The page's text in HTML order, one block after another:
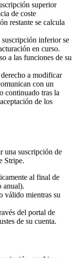
superior
de coste
restante se calcula
inferior se
en curso.
a las funciones de su
a modificar
con un
continuado tras la
de los
una suscripción de
Stripe.
al final de
anual).
válido mientras su
del portal de
de su cuenta.